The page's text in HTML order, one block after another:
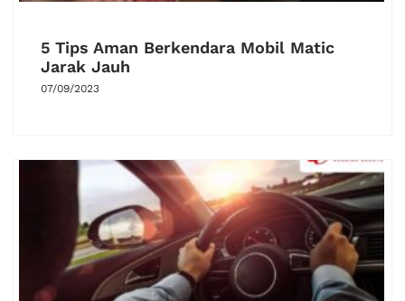
5 Tips Aman Berkendara Mobil Matic
Jarak Jauh
07/09/2023